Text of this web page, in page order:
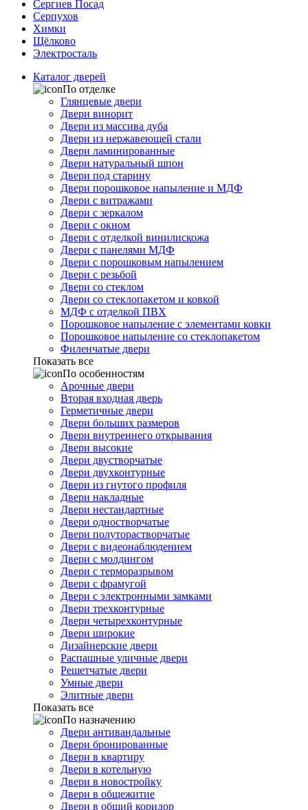
Сергиев Посад
Серпухов
Химки
Щёлково
Электросталь
Каталог дверей
По отделке
Глянцевые двери
Двери винорит
Двери из массива дуба
Двери из нержавеющей стали
Двери ламинированные
Двери натуральный шпон
Двери под старину
Двери порошковое напыление и МДФ
Двери с витражами
Двери с зеркалом
Двери с окном
Двери с отделкой винилискожа
Двери с панелями МДФ
Двери с порошковым напылением
Двери с резьбой
Двери со стеклом
Двери со стеклопакетом и ковкой
МДФ с отделкой ПВХ
Порошковое напыление с элементами ковки
Порошковое напыление со стеклопакетом
Филенчатые двери
Показать все
По особенностям
Арочные двери
Вторая входная дверь
Герметичные двери
Двери больших размеров
Двери внутреннего открывания
Двери высокие
Двери двустворчатые
Двери двухконтурные
Двери из гнутого профиля
Двери накладные
Двери нестандартные
Двери одностворчатые
Двери полуторастворчатые
Двери с видеонаблюдением
Двери с молдингом
Двери с терморазрывом
Двери с фрамугой
Двери с электронными замками
Двери трехконтурные
Двери четырехконтурные
Двери широкие
Дизайнерские двери
Распашные уличные двери
Решетчатые двери
Умные двери
Элитные двери
Показать все
По назначению
Двери антивандальные
Двери бронированные
Двери в квартиру
Двери в котельную
Двери в новостройку
Двери в общежитие
Двери в общий коридор